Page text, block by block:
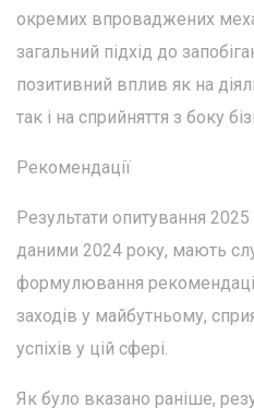
окремих впроваджених
загальний підхід до
позитивний вплив як на
так і на сприйняття з боку
Рекомендації
Результати опитування
даними 2024 року, мають
формулювання
заходів у майбутньому,
успіхів у цій сфері.
Як було вказано раніше,